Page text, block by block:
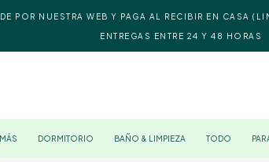
POR NUESTRA WEB Y PAGA AL RECIBIR EN CASA
ENTREGAS ENTRE 24 Y 48 HORAS
DORMITORIO BAÑO & LIMPIEZA TODO